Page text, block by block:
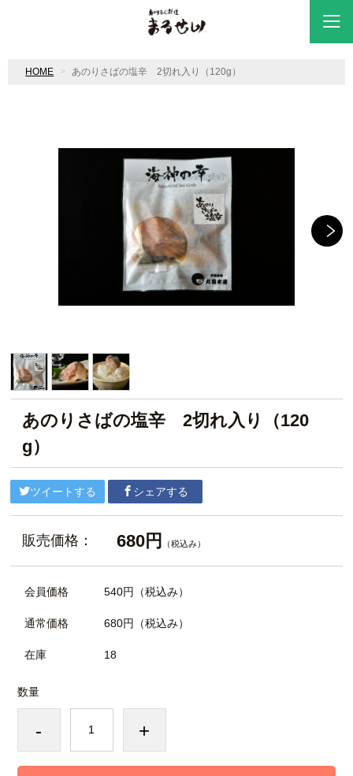
HOME あのりさばの塩辛 2切れ入り（120g）
あのりさばの塩辛 2切れ入り（120
g）
ツイートする シェアする
販売価格： 680円 （税込み）
会員価格 540円 （税込み）
通常価格 680円 （税込み）
在庫 18
数量
- +